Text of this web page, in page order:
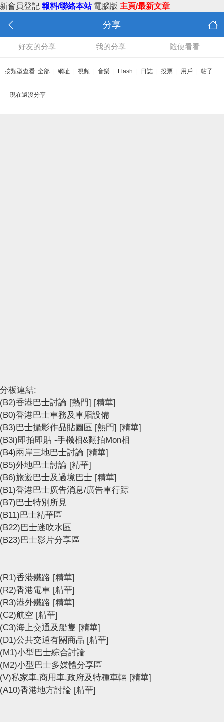
新會員登記 報料/聯絡本站 電腦版 主頁/最新文章
分享
好友的分享 我的分享 隨便看看
按類型查看: 全部 網址 視頻 音樂 Flash 日誌 投票 用戶 帖子
現在還沒分享
分板連結:
(B2)香港巴士討論 [熱門] [精華]
(B0)香港巴士車務及車廂設備
(B3)巴士攝影作品貼圖區 [熱門] [精華]
(B3i)即拍即貼 -手機相&翻拍Mon相
(B4)兩岸三地巴士討論 [精華]
(B5)外地巴士討論 [精華]
(B6)旅遊巴士及過境巴士 [精華]
(B1)香港巴士廣告消息/廣告車行踪
(B7)巴士特別所見
(B11)巴士精華區
(B22)巴士迷吹水區
(B23)巴士影片分享區
(R1)香港鐵路 [精華]
(R2)香港電車 [精華]
(R3)港外鐵路 [精華]
(C2)航空 [精華]
(C3)海上交通及船隻 [精華]
(D1)公共交通有關商品 [精華]
(M1)小型巴士綜合討論
(M2)小型巴士多媒體分享區
(V)私家車,商用車,政府及特種車輛 [精華]
(A10)香港地方討論 [精華]